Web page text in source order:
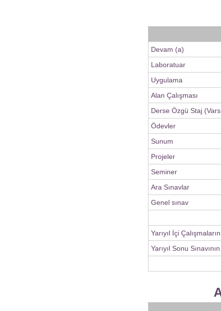
Devam (a)
Laboratuar
Uygulama
Alan Çalışması
Derse Özgü Staj
Ödevler
Sunum
Projeler
Seminer
Ara Sınavlar
Genel sınav
Yarıyıl İçi
Yarıyıl Sonu